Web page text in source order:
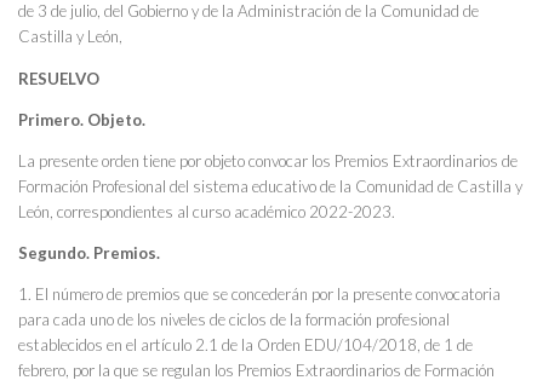
de 3 de julio, del Gobierno y de la Administración de la Comunidad de
Castilla y León,
RESUELVO
Primero. Objeto.
La presente orden tiene por objeto convocar los Premios Extraordinarios de
Formación Profesional del sistema educativo de la Comunidad de Castilla y
León, correspondientes al curso académico 2022-2023.
Segundo. Premios.
1. El número de premios que se concederán por la presente convocatoria
para cada uno de los niveles de ciclos de la formación profesional
establecidos en el artículo 2.1 de la Orden EDU/104/2018, de 1 de
febrero, por la que se regulan los Premios Extraordinarios de Formación